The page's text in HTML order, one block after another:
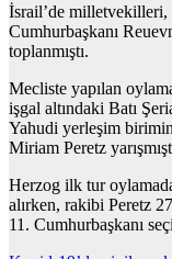
İsrail’de milletvekilleri,
Cumhurbaşkanı
toplanmıştı.
Mecliste yapılan
işgal altındaki Batı
Yahudi yerleşim
Miriam Peretz
Herzog ilk tur
alırken, rakibi Peretz
11. Cumhurbaşkanı